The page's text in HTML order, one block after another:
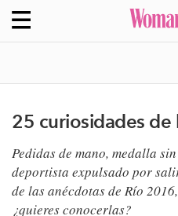
25 curiosidades de
Pedidas de mano, medalla
deportista expulsado por
de las anécdotas de Río
¿quieres conocerlas?